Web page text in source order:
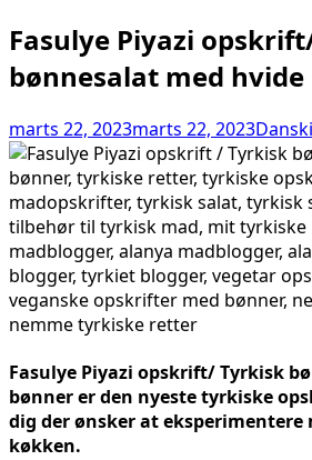
Fasulye Piyazi
bønnesalat med
marts 22, 2023marts 22, 2023
Fasulye Piyazi opskrift/ Tyrkisk
bønner er den nyeste tyrkiske
dig der ønsker at eksperimentere
køkken.